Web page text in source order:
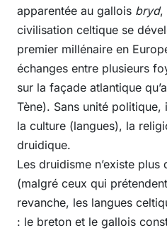
apparentée au gallois bryd,
civilisation celtique se
premier millénaire en
échanges entre plusieurs
sur la façade atlantique
Tène). Sans unité
la culture (langues), la
druidique.
Les druidisme n’existe
(malgré ceux qui
revanche, les langues
: le breton et le gallois